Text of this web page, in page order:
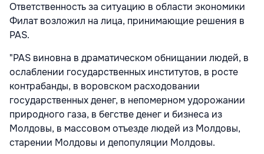
Ответственность за ситуацию в области экономики
Филат возложил на лица, принимающие решения в
PAS.
"PAS виновна в драматическом обнищании людей, в
ослаблении государственных институтов, в росте
контрабанды, в воровском расходовании
государственных денег, в непомерном удорожании
природного газа, в бегстве денег и бизнеса из
Молдовы, в массовом отъезде людей из Молдовы,
старении Молдовы и депопуляции Молдовы.